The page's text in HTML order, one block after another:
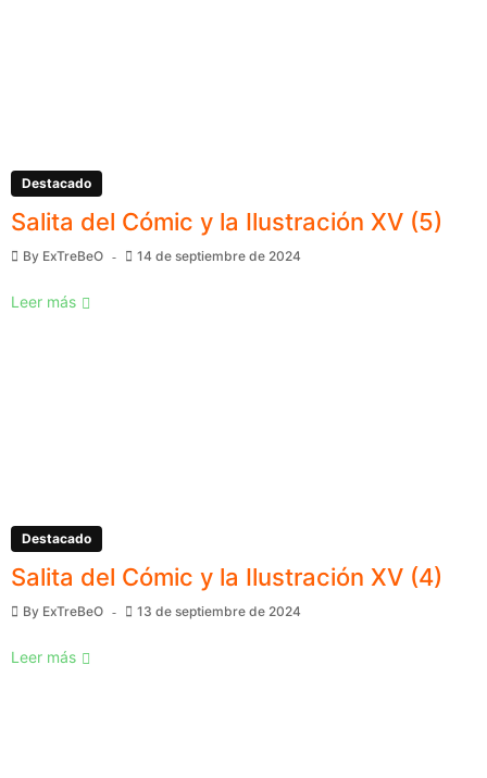
Destacado
Salita del Cómic y la Ilustración XV (5)
By ExTreBeO 14 de septiembre de 2024
Leer más
Destacado
Salita del Cómic y la Ilustración XV (4)
By ExTreBeO 13 de septiembre de 2024
Leer más